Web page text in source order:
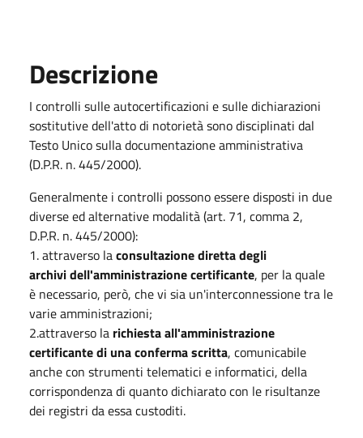
Descrizione
I controlli sulle autocertificazioni e sulle dichiarazioni
sostitutive dell'atto di notorietà sono disciplinati dal
Testo Unico sulla documentazione amministrativa
(D.P.R. n. 445/2000).
Generalmente i controlli possono essere disposti in due
diverse ed alternative modalità (art. 71, comma 2,
D.P.R. n. 445/2000):
1. attraverso laconsultazione diretta degli
archivi dell'amministrazione certificante, per la quale
è necessario, però, che vi sia un'interconnessione tra le
varie amministrazioni;
2.attraverso la richiesta all'amministrazione
certificante di una conferma scritta, comunicabile
anche con strumenti telematici e informatici, della
corrispondenza di quanto dichiarato con le risultanze
dei registri da essa custoditi.